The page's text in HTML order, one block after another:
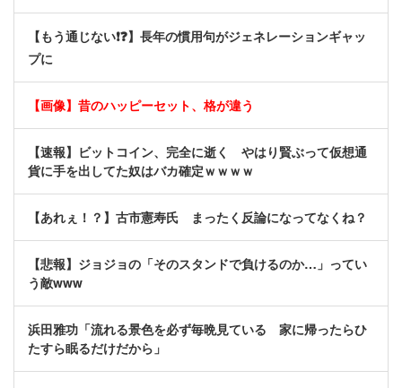
【もう通じない❗❓】長年の慣用句がジェネレーションギャッ
プに
【画像】昔のハッピーセット、格が違う
【速報】ビットコイン、完全に逝く やはり賢ぶって仮想通
貨に手を出してた奴はバカ確定ｗｗｗｗ
【あれぇ！？】古市憲寿氏 まったく反論になってなくね？
【悲報】ジョジョの「そのスタンドで負けるのか…」ってい
う敵www
浜田雅功「流れる景色を必ず毎晩見ている 家に帰ったらひ
たすら眠るだけだから」